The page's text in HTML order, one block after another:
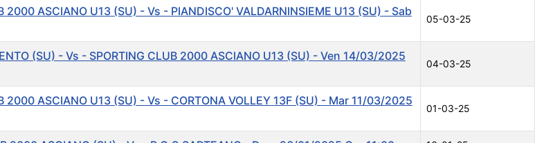
ASCIANO U13 (SU) - Vs - PIANDISCO' VALDARNINSIEME U13 (SU) - Sab
05-03-25
(SU) - Vs - SPORTING CLUB 2000 ASCIANO U13 (SU) - Ven 14/03/2025
04-03-25
ASCIANO U13 (SU) - Vs - CORTONA VOLLEY 13F (SU) - Mar 11/03/2025
01-03-25